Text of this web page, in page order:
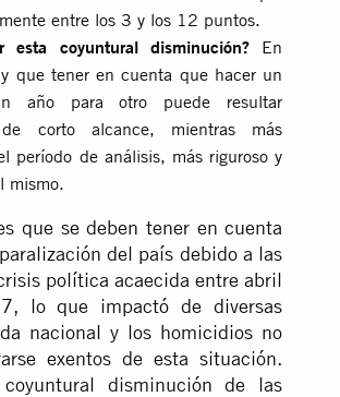
entre los 3 y los 12 puntos.
esta coyuntural disminución? En
que tener en cuenta que hacer un
año para otro puede resultar
corto alcance, mientras más
período de análisis, más riguroso y
mismo.
que se deben tener en cuenta
del país debido a las
política acaecida entre abril
lo que impactó de diversas
nacional y los homicidios no
exentos de esta situación.
disminución de las